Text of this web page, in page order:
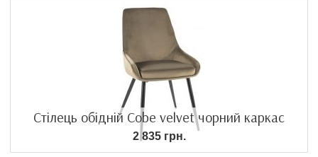
Стілець обідній Cobe velvet чорний каркас
2 835 грн.